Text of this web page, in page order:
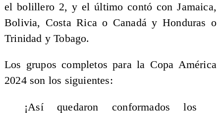
el bolillero 2, y el último contó con Jamaica,
Bolivia, Costa Rica o Canadá y Honduras o
Trinidad y Tobago.
Los grupos completos para la Copa América
2024 son los siguientes:
¡Así quedaron conformados los